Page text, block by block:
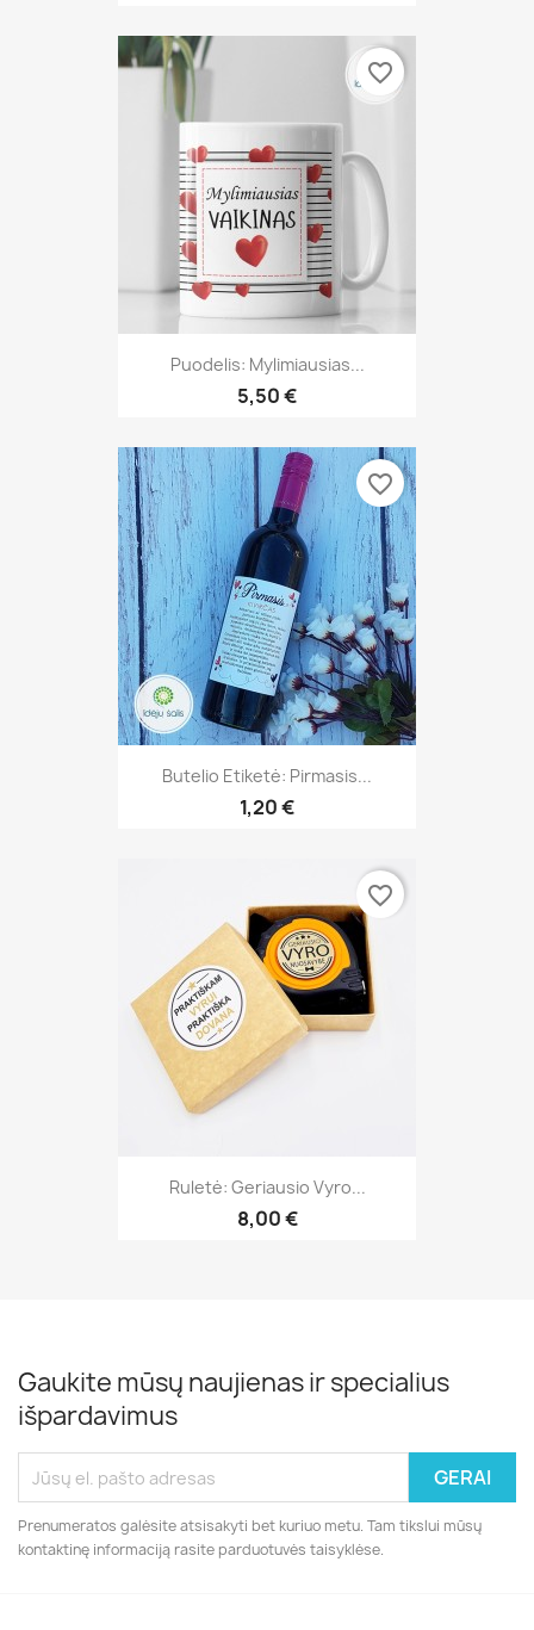
Puodelis: Mylimiausias...
5,50 €
favorite_border
Butelio Etiketė: Pirmasis...
1,20 €
favorite_border
Ruletė: Geriausio Vyro...
8,00 €
favorite_border
Gaukite mūsų naujienas ir specialius
išpardavimus
Prenumeratos galėsite atsisakyti bet kuriuo metu. Tam tikslui mūsų
kontaktinę informaciją rasite parduotuvės taisyklėse.